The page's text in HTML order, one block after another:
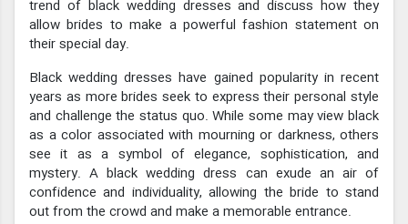
trend of black wedding dresses and discuss how they
allow brides to make a powerful fashion statement on
their special day.
Black wedding dresses have gained popularity in recent
years as more brides seek to express their personal style
and challenge the status quo. While some may view black
as a color associated with mourning or darkness, others
see it as a symbol of elegance, sophistication, and
mystery. A black wedding dress can exude an air of
confidence and individuality, allowing the bride to stand
out from the crowd and make a memorable entrance.